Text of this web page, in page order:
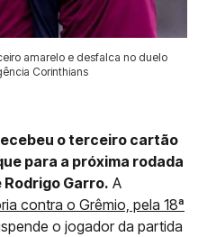
amarelo e desfalca no duelo
Corinthians
o terceiro cartão
para a próxima rodada
Garro. A
contra o Grêmio, pela 18ª
o jogador da partida